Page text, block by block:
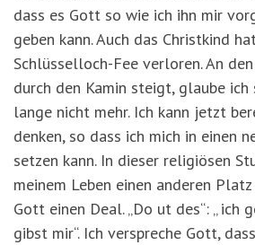
dass es Gott so wie ich ihn mir
geben kann. Auch das Christkind
Schlüsselloch-Fee verloren. An
durch den Kamin steigt, glaube ich
lange nicht mehr. Ich kann jetzt
denken, so dass ich mich in einen
setzen kann. In dieser religiösen
meinem Leben einen anderen
Gott einen Deal. „Do ut des“: „ ich
gibst mir“. Ich verspreche Gott,